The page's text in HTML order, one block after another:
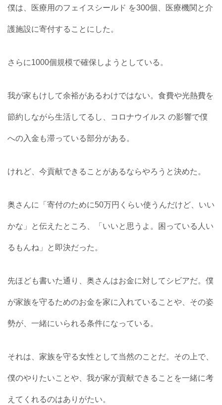
僕は、医療用のフェイスシールド を300個、医療機関と介
護施設に寄付することにした。
さらに1000個規模で確保しようとしている。
我が家もけして余裕があるわけではない。食費や光熱費を
節約しながら生活してるし、コロナウイルス の影響で僕
への入金も滞っている部分がある。
けれど、今貢献できることがあるならやろうと決めた。
奥さんに「寄付のために50万円くらい使うんだけど、いい
かな」と伝えたところ、「いいと思うよ。困っている人い
るもんね」と即決だった。
先ほども書いた通り、奥さんはお金に対してシビアだ。僕
が家族を守るためのお金を家に入れていることや、その姿
勢が、一緒にいられる条件になっている。
それは、家族を守る女性として当然のことだ。その上で、
僕のやりたいことや、我が家が貢献できることを一緒に考
えてくれるのはありがたい。